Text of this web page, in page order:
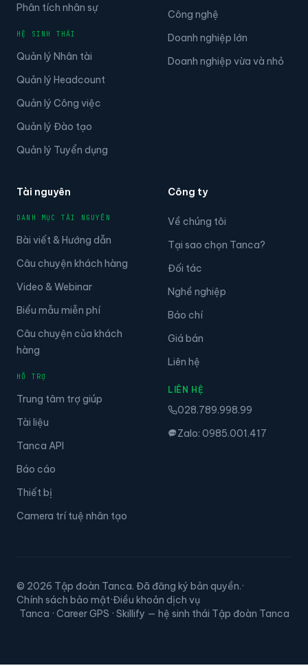
Phân tích nhân sự
HỆ SINH THÁI
Quản lý Nhân tài
Quản lý Headcount
Quản lý Công việc
Quản lý Đào tạo
Quản lý Tuyển dụng
Công nghệ
Doanh nghiệp lớn
Doanh nghiệp vừa và nhỏ
Tài nguyên
DANH MỤC TÀI NGUYÊN
Bài viết & Hướng dẫn
Câu chuyện khách hàng
Video & Webinar
Biểu mẫu miễn phí
Câu chuyện của khách
hàng
HỖ TRỢ
Trung tâm trợ giúp
Tài liệu
Tanca API
Báo cáo
Thiết bị
Camera trí tuệ nhân tạo
Công ty
Về chúng tôi
Tại sao chọn Tanca?
Đối tác
Nghề nghiệp
Báo chí
Giá bán
Liên hệ
LIÊN HỆ
028.789.998.99
Zalo: 0985.001.417
© 2026 Tập đoàn Tanca. Đã đăng ký bản quyền.·
Chính sách bảo mật·Điều khoản dịch vụ
Tanca · Career GPS · Skillify — hệ sinh thái Tập đoàn Tanca